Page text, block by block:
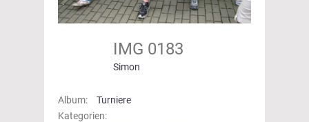
IMG 0183
Simon
Album:
Turniere
Kategorien: